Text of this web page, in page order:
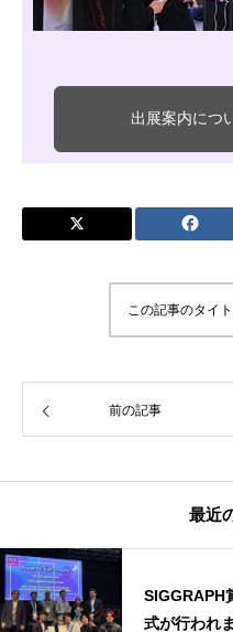
出展案内につ
この記事のタイ
前の記事
最近
SIGGRAPH
式が行われ